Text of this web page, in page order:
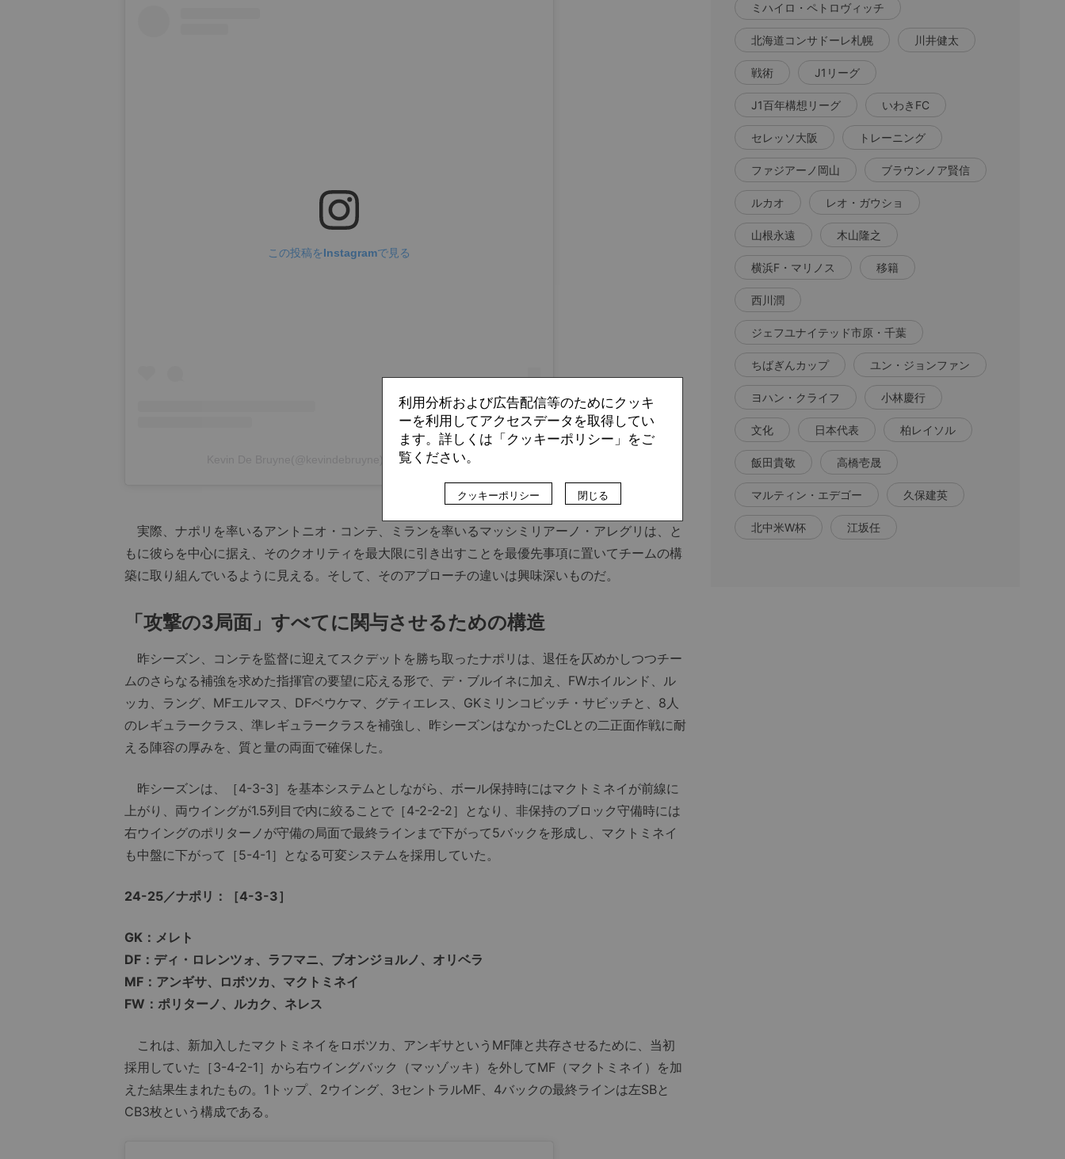
この投稿をInstagramで見る
Kevin De Bruyne(@kevindebruyne)がシェアした投稿
実際、ナポリを率いるアントニオ・コンテ、ミランを率いるマッシミリアーノ・アレグリは、と
もに彼らを中心に据え、そのクオリティを最大限に引き出すことを最優先事項に置いてチームの構
築に取り組んでいるように見える。そして、そのアプローチの違いは興味深いものだ。
「攻撃の3局面」すべてに関与させるための構造
昨シーズン、コンテを監督に迎えてスクデットを勝ち取ったナポリは、退任を仄めかしつつチー
ムのさらなる補強を求めた指揮官の要望に応える形で、デ・ブルイネに加え、FWホイルンド、ル
ッカ、ラング、MFエルマス、DFベウケマ、グティエレス、GKミリンコビッチ・サビッチと、8人
のレギュラークラス、準レギュラークラスを補強し、昨シーズンはなかったCLとの二正面作戦に耐
える陣容の厚みを、質と量の両面で確保した。
昨シーズンは、［4-3-3］を基本システムとしながら、ボール保持時にはマクトミネイが前線に
上がり、両ウイングが1.5列目で内に絞ることで［4-2-2-2］となり、非保持のブロック守備時には
右ウイングのポリターノが守備の局面で最終ラインまで下がって5バックを形成し、マクトミネイ
も中盤に下がって［5-4-1］となる可変システムを採用していた。
24-25／ナポリ：［4-3-3］
GK：メレト
DF：ディ・ロレンツォ、ラフマニ、ブオンジョルノ、オリベラ
MF：アンギサ、ロボツカ、マクトミネイ
FW：ポリターノ、ルカク、ネレス
これは、新加入したマクトミネイをロボツカ、アンギサというMF陣と共存させるために、当初
採用していた［3-4-2-1］から右ウイングバック（マッゾッキ）を外してMF（マクトミネイ）を加
えた結果生まれたもの。1トップ、2ウイング、3セントラルMF、4バックの最終ラインは左SBと
CB3枚という構成である。
ミハイロ・ペトロヴィッチ
北海道コンサドーレ札幌 川井健太
戦術 J1リーグ
J1百年構想リーグ いわきFC
セレッソ大阪 トレーニング
ファジアーノ岡山 ブラウンノア賢信
ルカオ レオ・ガウショ
山根永遠 木山隆之
横浜F・マリノス 移籍
西川潤
ジェフユナイテッド市原・千葉
ちばぎんカップ ユン・ジョンファン
ヨハン・クライフ 小林慶行
文化 日本代表 柏レイソル
飯田貴敬 高橋壱晟
マルティン・エデゴー 久保建英
北中米W杯 江坂任
利用分析および広告配信等のためにクッキ
ーを利用してアクセスデータを取得してい
ます。詳しくは「クッキーポリシー」をご
覧ください。
クッキーポリシー 閉じる